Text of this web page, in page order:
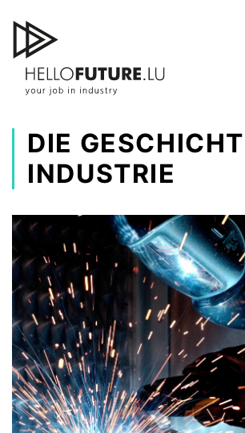
content
DIE
INDUSTRIE